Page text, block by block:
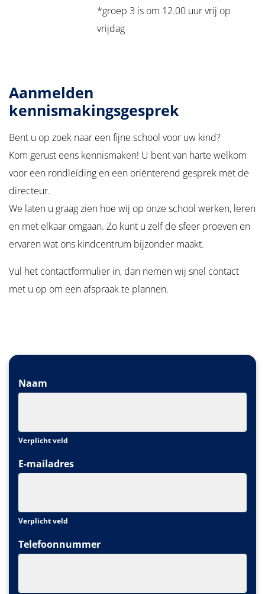
*groep 3 is om 12.00 uur vrij op
vrijdag
Aanmelden
kennismakingsgesprek
Bent u op zoek naar een fijne school voor uw kind?
Kom gerust eens kennismaken! U bent van harte welkom
voor een rondleiding en een oriënterend gesprek met de
directeur.
We laten u graag zien hoe wij op onze school werken, leren
en met elkaar omgaan. Zo kunt u zelf de sfeer proeven en
ervaren wat ons kindcentrum bijzonder maakt.
Vul het contactformulier in, dan nemen wij snel contact
met u op om een afspraak te plannen.
Naam
Verplicht veld
E-mailadres
Verplicht veld
Telefoonnummer